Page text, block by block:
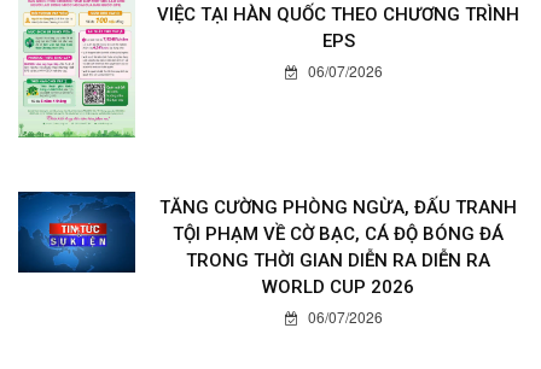
VIỆC TẠI HÀN QUỐC THEO CHƯƠNG TRÌNH
EPS
06/07/2026
TĂNG CƯỜNG PHÒNG NGỪA, ĐẤU TRANH
TỘI PHẠM VỀ CỜ BẠC, CÁ ĐỘ BÓNG ĐÁ
TRONG THỜI GIAN DIỄN RA DIỄN RA
WORLD CUP 2026
06/07/2026